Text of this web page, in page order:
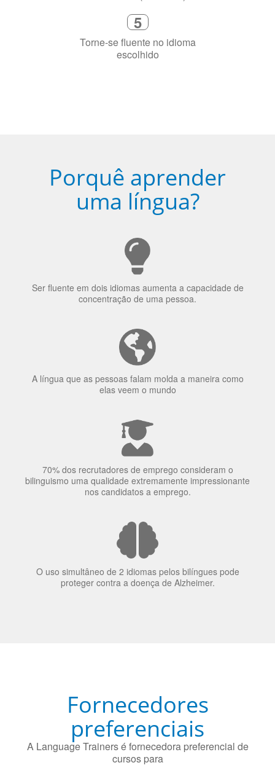
5
Torne-se fluente no idioma
Porquê aprender
uma língua?
Ser fluente em dois idiomas aumenta a capacidade de
A língua que as pessoas falam molda a maneira como
70% dos recrutadores de emprego consideram o
bilinguismo uma qualidade extremamente impressionante
O uso simultâneo de 2 idiomas pelos bilíngues pode
Fornecedores
preferenciais
A Language Trainers é fornecedora preferencial de